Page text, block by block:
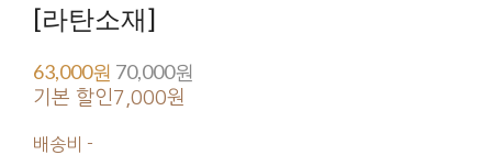
[라탄소재]
63,000원 70,000원
기본 할인7,000원
배송비 -